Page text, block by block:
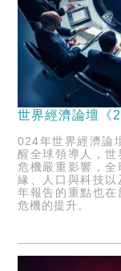
世界經濟論壇《
024年世界經濟論
醒全球領導人，
危機嚴重影響，
緣、人口與科技
年報告的重點也
危機的提升。